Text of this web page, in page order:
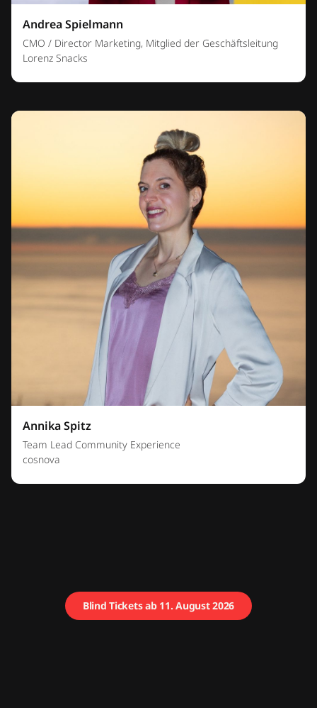
Andrea Spielmann
CMO / Director Marketing, Mitglied der Geschäftsleitung
Lorenz Snacks
Annika Spitz
Team Lead Community Experience
cosnova
Blind Tickets ab 11. August 2026